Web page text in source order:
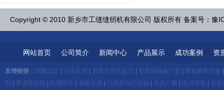
Copyright © 2010 新乡市工缝缝纫机有限公司 版权所有 备案号：豫
网站首页 公司简介 新闻中心 产品展示 成功案例 资
友情链接： 脱酸滤芯 污水处理 房屋安全性鉴定 轻质隔墙板厂家 聚氨酯夹芯板
剂
课桌椅价格 防撞扶手 金银花苗 汽车制动凸轮轴 封头厂家 电动平车
花生